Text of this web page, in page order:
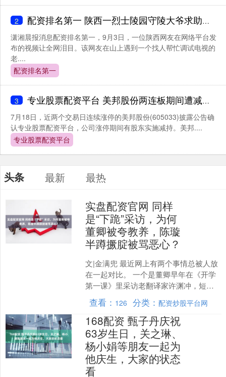
2 配资排名第一 陕西一烈士陵园守陵大爷求助路人调试电视：“让他们知道我们胜利了”
潇湘晨报消息配资排名第一，9月3日，一位陕西网友在网络平台发
布的视频让全网泪目。该网友在山上遇到一个找人帮忙调试电视的
老....
配资排名第一
3 专业股票配资平台 美邦股份两连板期间遭减持 回应称符合减持计划
7月18日，近两个交易日连续涨停的美邦股份(605033)披露公告确
认专业股票配资平台，公司涨停期间有股东实施减持。美邦....
专业股票配资平台
头条 最新 最热
实盘配资官网 同样
是“下跪”采访，为何
董卿被夸教养，陈璇
半蹲撅腚被骂恶心？
文|金满兜 最近网上有两个事情总被人放
在一起对比。 一个是董卿早年在《开学
第一课》里采访老翻译家许渊冲，短短
几分钟跪了三次，所有人都夸她有教
养、懂尊重。 另一个....
查看： 126 分类： 配资炒股平台网
168配资 甄子丹庆祝
63岁生日，关之琳、
杨小娟等朋友一起为
他庆生，大家的状态
看